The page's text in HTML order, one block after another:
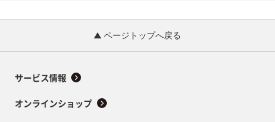
ページトップへ戻る
サービス情報
オンラインショップ